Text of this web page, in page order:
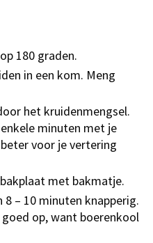
180 graden.
in een kom. Meng
het kruidenmengsel.
minuten met je
voor je vertering
met bakmatje.
8 – 10 minuten knapperig.
op, want boerenkool